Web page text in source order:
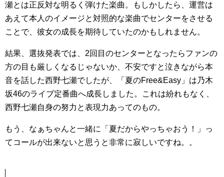
瀬とは正反対な明るく弾けた楽曲。もしかしたら、運営は
あえて本人のイメージと対照的な楽曲でセンターをさせる
ことで、彼女の成長を期待していたのかもしれません。
結果、選抜発表では、2回目のセンターとなったらファンの
方の目も厳しくなるじゃないか、不安ですと泣きながら本
音を話した西野七瀬でしたが、「夏のFree&Easy」は乃木
坂46のライブ定番曲へ成長しました。これは紛れもなく、
西野七瀬自身の努力と表現力あってのもの。
もう、なぁちゃんと一緒に「夏だからやっちゃおう！」っ
てコールが出来ないと思うと非常に寂しいですね。。